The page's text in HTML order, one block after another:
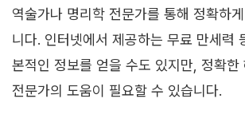
역술가나 명리학 전문가를 통해 정확하
니다. 인터넷에서 제공하는 무료 만세력
본적인 정보를 얻을 수도 있지만, 정확한
전문가의 도움이 필요할 수 있습니다.